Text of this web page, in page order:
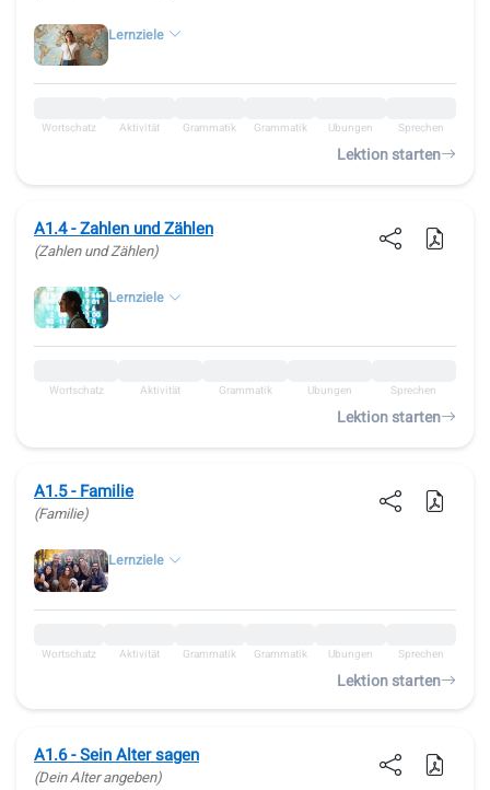
Lernziele
Wortschatz Aktivität Grammatik Grammatik Übungen Sprechen
Lektion starten
A1.4 - Zahlen und Zählen
(Zahlen und Zählen)
Lernziele
Wortschatz Aktivität Grammatik Übungen Sprechen
Lektion starten
A1.5 - Familie
(Familie)
Lernziele
Wortschatz Aktivität Grammatik Grammatik Übungen Sprechen
Lektion starten
A1.6 - Sein Alter sagen
(Dein Alter angeben)